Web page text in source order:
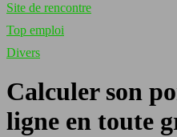
Site de rencontre
Top emploi
Divers
Calculer son
ligne en toute